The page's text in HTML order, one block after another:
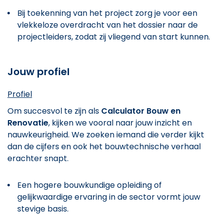
Bij toekenning van het project zorg je voor een
vlekkeloze overdracht van het dossier naar de
projectleiders, zodat zij vliegend van start kunnen.
Jouw profiel
Profiel
Om succesvol te zijn als Calculator Bouw en
Renovatie, kijken we vooral naar jouw inzicht en
nauwkeurigheid. We zoeken iemand die verder kijkt
dan de cijfers en ook het bouwtechnische verhaal
erachter snapt.
Een hogere bouwkundige opleiding of
gelijkwaardige ervaring in de sector vormt jouw
stevige basis.